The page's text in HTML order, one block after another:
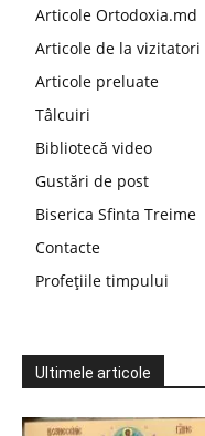
Articole Ortodoxia.md
Articole de la vizitatori
Articole preluate
Tâlcuiri
Bibliotecă video
Gustări de post
Biserica Sfinta Treime
Contacte
Profețiile timpului
Ultimele articole